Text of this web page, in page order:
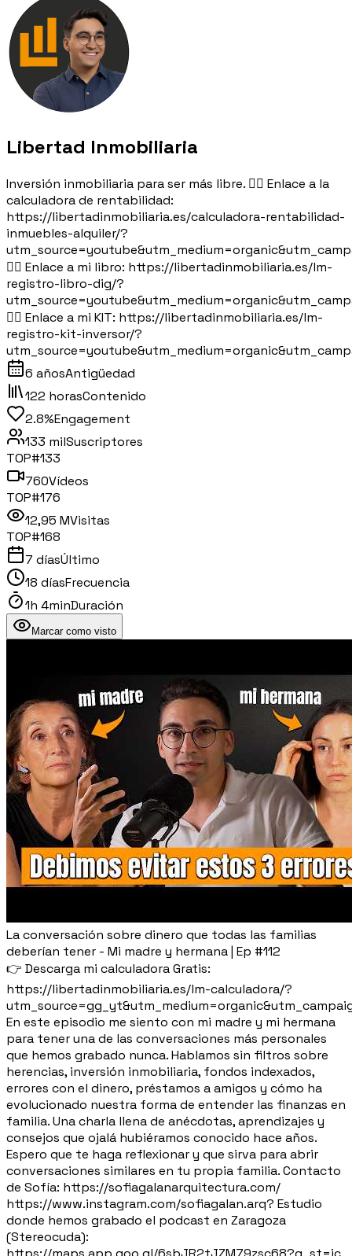
Libertad Inmobiliaria
Inversión inmobiliaria para ser más libre. 👉🏻 Enlace a la
calculadora de rentabilidad:
https://libertadinmobiliaria.es/calculadora-rentabilidad-
inmuebles-alquiler/?
👉🏻 Enlace a mi libro: https://libertadinmobiliaria.es/lm-
registro-libro-dig/?
👉🏻 Enlace a mi KIT: https://libertadinmobiliaria.es/lm-
registro-kit-inversor/?
6 añosAntigüedad
122 horasContenido
2.8%Engagement
133 milSuscriptores
TOP#133
760Vídeos
TOP#176
12,95 MVisitas
TOP#168
7 díasÚltimo
18 díasFrecuencia
1h 4minDuración
Marcar como visto
La conversación sobre dinero que todas las familias
deberían tener - Mi madre y hermana | Ep #112
👉 Descarga mi calculadora Gratis:
https://libertadinmobiliaria.es/lm-calculadora/?
En este episodio me siento con mi madre y mi hermana
para tener una de las conversaciones más personales
que hemos grabado nunca. Hablamos sin filtros sobre
herencias, inversión inmobiliaria, fondos indexados,
errores con el dinero, préstamos a amigos y cómo ha
evolucionado nuestra forma de entender las finanzas en
familia. Una charla llena de anécdotas, aprendizajes y
consejos que ojalá hubiéramos conocido hace años.
Espero que te haga reflexionar y que sirva para abrir
conversaciones similares en tu propia familia. Contacto
de Sofía: https://sofiagalanarquitectura.com/
https://www.instagram.com/sofiagalan.arq? Estudio
donde hemos grabado el podcast en Zaragoza
(Stereocuda):